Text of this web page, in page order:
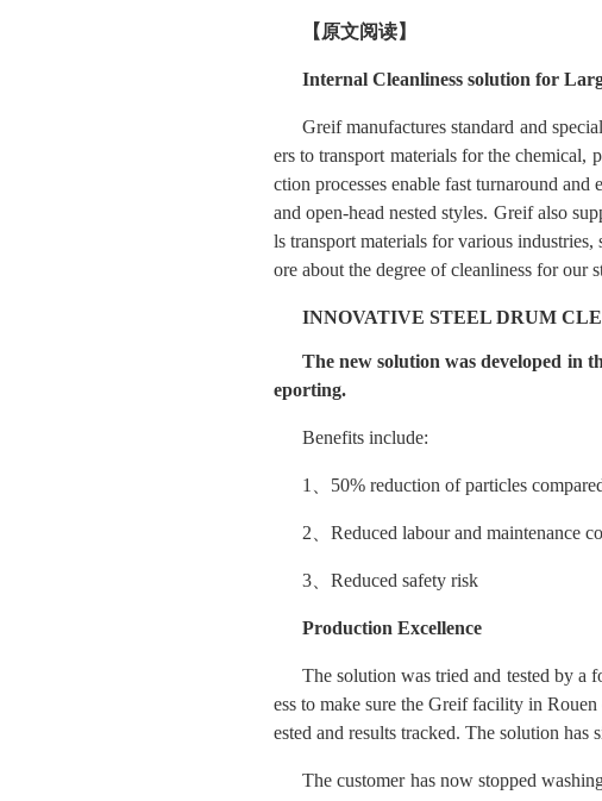
【原文阅读】
Internal Cleanliness solution for
Greif manufactures standard and
ers to transport materials for the chemical,
ction processes enable fast turnaround
and open-head nested styles. Greif also
ls transport materials for various
ore about the degree of cleanliness for our
INNOVATIVE STEEL DRUM
The new solution was developed in
eporting.
Benefits include:
1、50% reduction of particles
2、Reduced labour and maintenance
3、Reduced safety risk
Production Excellence
The solution was tried and tested by a
ess to make sure the Greif facility in
ested and results tracked. The solution
The customer has now stopped